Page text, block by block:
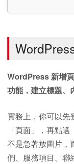
WordPress 新增
功能，建立標題、
實務上，你可以先
「頁面」，再點
不是急著放圖片，
們、服務項目、聯